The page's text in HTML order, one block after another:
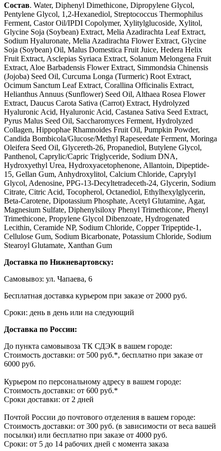
Состав. Water, Diphenyl Dimethicone, Dipropylene Glycol,
Pentylene Glycol, 1,2-Hexanediol, Streptococcus Thermophilus
Ferment, Castor Oil/IPDI Copolymer, Xylitylglucoside, Xylitol,
Glycine Soja (Soybean) Extract, Melia Azadirachta Leaf Extract,
Sodium Hyaluronate, Melia Azadirachta Flower Extract, Glycine
Soja (Soybean) Oil, Malus Domestica Fruit Juice, Hedera Helix
Fruit Extract, Asclepias Syriaca Extract, Solanum Melongena Fruit
Extract, Aloe Barbadensis Flower Extract, Simmondsia Chinensis
(Jojoba) Seed Oil, Curcuma Longa (Turmeric) Root Extract,
Ocimum Sanctum Leaf Extract, Corallina Officinalis Extract,
Helianthus Annuus (Sunflower) Seed Oil, Althaea Rosea Flower
Extract, Daucus Carota Sativa (Carrot) Extract, Hydrolyzed
Hyaluronic Acid, Hyaluronic Acid, Castanea Sativa Seed Extract,
Pyrus Malus Seed Oil, Saccharomyces Ferment, Hydrolyzed
Collagen, Hippophae Rhamnoides Fruit Oil, Pumpkin Powder,
Candida Bombicola/Glucose/Methyl Rapeseedate Ferment, Moringa
Oleifera Seed Oil, Glycereth-26, Propanediol, Butylene Glycol,
Panthenol, Caprylic/Capric Triglyceride, Sodium DNA,
Hydroxyethyl Urea, Hydroxyacetophenone, Allantoin, Dipeptide-
15, Gellan Gum, Anhydroxylitol, Calcium Chloride, Caprylyl
Glycol, Adenosine, PPG-13-Decyltetradeceth-24, Glycerin, Sodium
Citrate, Citric Acid, Tocopherol, Octanediol, Ethylhexylglycerin,
Beta-Carotene, Dipotassium Phosphate, Acetyl Glutamine, Agar,
Magnesium Sulfate, Diphenylsiloxy Phenyl Trimethicone, Phenyl
Trimethicone, Propylene Glycol Dibenzoate, Hydrogenated
Lecithin, Ceramide NP, Sodium Chloride, Copper Tripeptide-1,
Cellulose Gum, Sodium Bicarbonate, Potassium Chloride, Sodium
Stearoyl Glutamate, Xanthan Gum
Доставка по Нижневартовску:
Самовывоз: ул. Чапаева, 6
Бесплатная доставка курьером при заказе от 2000 руб.
Сроки: день в день или на следующий
Доставка по России:
До пункта самовывоза ТК СДЭК в вашем городе:
Стоимость доставки: от 500 руб.*, бесплатно при заказе от
6000 руб.
Курьером по персональному адресу в вашем городе:
Стоимость доставки: от 600 руб.*
Сроки доставки: от 2 дней
Почтой России до почтового отделения в вашем городе:
Стоимость доставки: от 300 руб. (в зависимости от веса вашей
посылки) или бесплатно при заказе от 4000 руб.
Сроки: от 5 до 14 рабочих дней с момента заказа